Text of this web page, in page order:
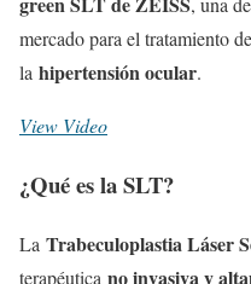
mercado para el tratamiento
la hipertensión ocular.
View Video
¿Qué es la SLT?
La Trabeculoplastia Láser
terapéutica no invasiva y